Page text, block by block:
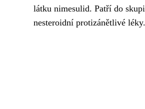
látku nimesulid. Patří do
nesteroidní protizánětlivé